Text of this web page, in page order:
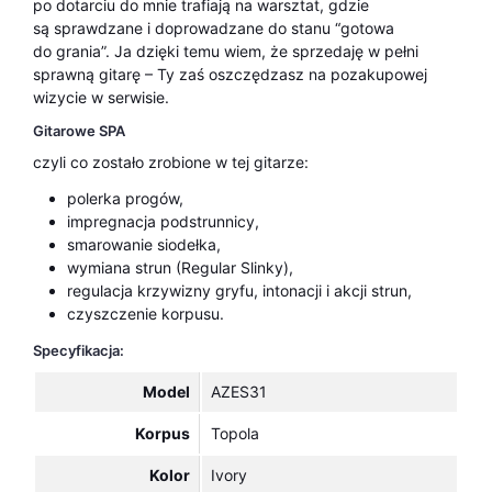
po dotarciu do mnie trafiają na warsztat, gdzie
są sprawdzane i doprowadzane do stanu “gotowa
do grania”. Ja dzięki temu wiem, że sprzedaję w pełni
sprawną gitarę – Ty zaś oszczędzasz na pozakupowej
wizycie w serwisie.
Gitarowe SPA
czyli co zostało zrobione w tej gitarze:
polerka progów,
impregnacja podstrunnicy,
smarowanie siodełka,
wymiana strun (Regular Slinky),
regulacja krzywizny gryfu, intonacji i akcji strun,
czyszczenie korpusu.
Specyfikacja:
Model AZES31
Korpus Topola
Kolor Ivory